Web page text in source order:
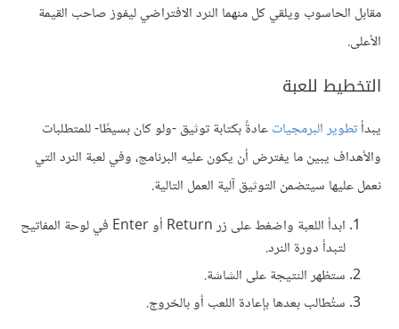
مقابل الحاسوب ويلقي كل منهما النرد الافتراضي ليفوز صاحب القيمة
الأعلى.
التخطيط للعبة
يبدأتطوير البرمجياتعادةً بكتابة توثيق -ولو كان بسيطًا- للمتطلبات
والأهداف يبين ما يفترض أن يكون عليه البرنامج، وفي لعبة النرد التي
نعمل عليها سيتضمن التوثيق آلية العمل التالية.
ابدأ اللعبة واضغط على زر Return أو Enter في لوحة المفاتيح
لتبدأ دورة النرد.
ستظهر النتيجة على الشاشة.
ستُطالب بعدها بإعادة اللعب أو بالخروج.